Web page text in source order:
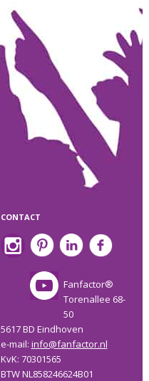
CONTACT
Fanfactor®
Torenallee 68-
50
5617 BD Eindhoven
e-mail: info@fanfactor.nl
KvK: 70301565
BTW NL858246624B01